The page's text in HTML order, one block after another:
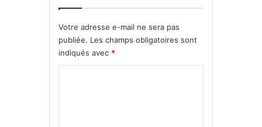
Votre adresse e-mail ne sera pas
publiée. Les champs obligatoires sont
indiqués avec *